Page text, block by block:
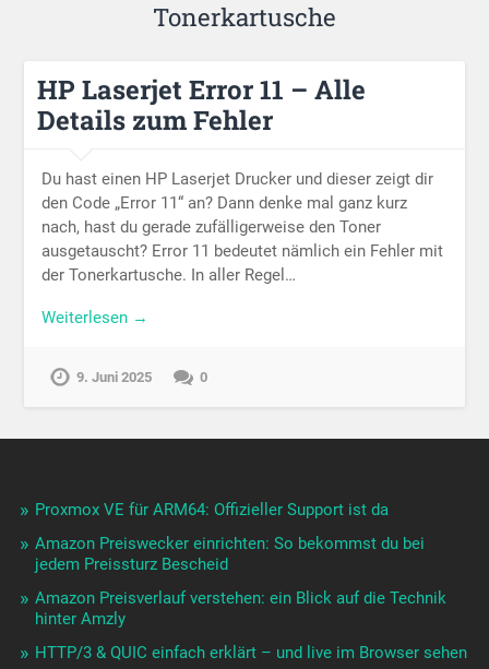
Tonerkartusche
HP Laserjet Error 11 – Alle
Details zum Fehler
Du hast einen HP Laserjet Drucker und dieser zeigt dir
den Code „Error 11“ an? Dann denke mal ganz kurz
nach, hast du gerade zufälligerweise den Toner
ausgetauscht? Error 11 bedeutet nämlich ein Fehler mit
der Tonerkartusche. In aller Regel…
Weiterlesen →
9. Juni 2025 0
Proxmox VE für ARM64: Offizieller Support ist da
Amazon Preiswecker einrichten: So bekommst du bei
jedem Preissturz Bescheid
Amazon Preisverlauf verstehen: ein Blick auf die Technik
hinter Amzly
HTTP/3 & QUIC einfach erklärt – und live im Browser sehen